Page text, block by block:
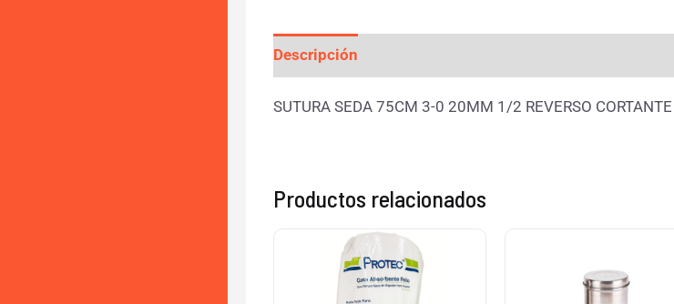
Descripción
SUTURA SEDA 75CM 3-0 20MM 1/2 REVERSO CORTANTE
Productos relacionados